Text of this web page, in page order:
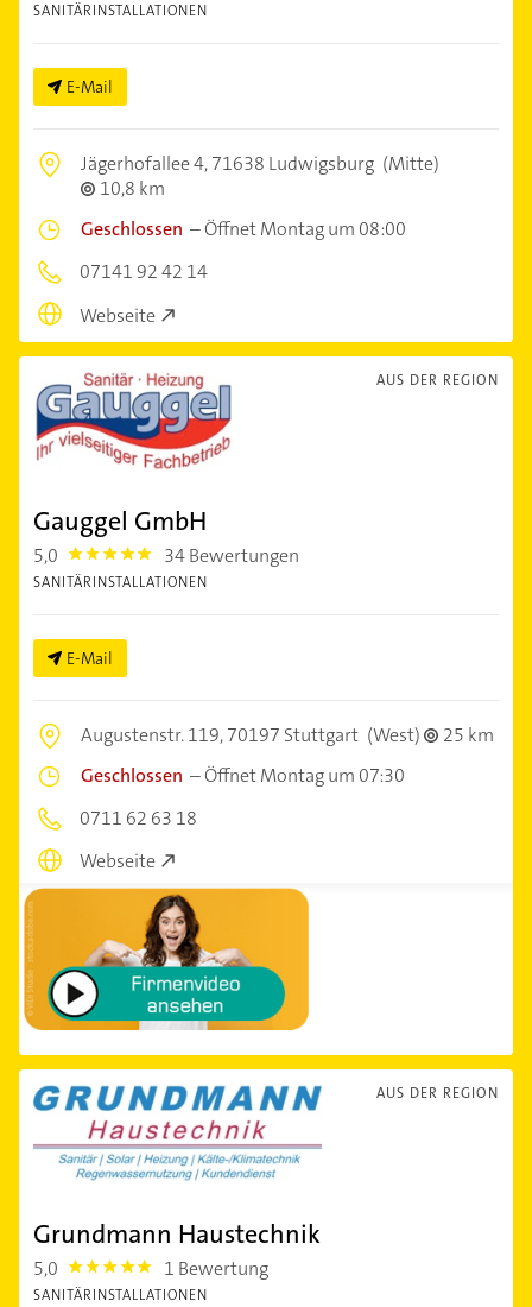
SANITÄRINSTALLATIONEN
E-Mail
Jägerhofallee 4,71638 Ludwigsburg (Mitte)
10,8 km
Geschlossen –Öffnet Montag um 08:00
07141 92 42 14
Webseite
AUS DER REGION
Gauggel GmbH
5,0 5.0 34 Bewertungen
SANITÄRINSTALLATIONEN
E-Mail
Augustenstr. 119,70197 Stuttgart (West)
25 km
Geschlossen –Öffnet Montag um 07:30
0711 62 63 18
Webseite
AUS DER REGION
Grundmann Haustechnik
5,0 5.0 1 Bewertung
SANITÄRINSTALLATIONEN